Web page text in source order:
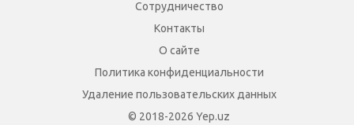
Сотрудничество
Контакты
О сайте
Политика конфиденциальности
Удаление пользовательских данных
© 2018-2026 Yep.uz